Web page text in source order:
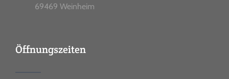
69469 Weinheim
Öffnungszeiten